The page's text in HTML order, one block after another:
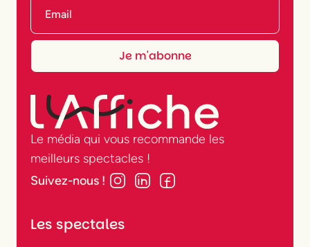
Le média qui vous recommande les
meilleurs spectacles !
Suivez-nous !
Les spectales